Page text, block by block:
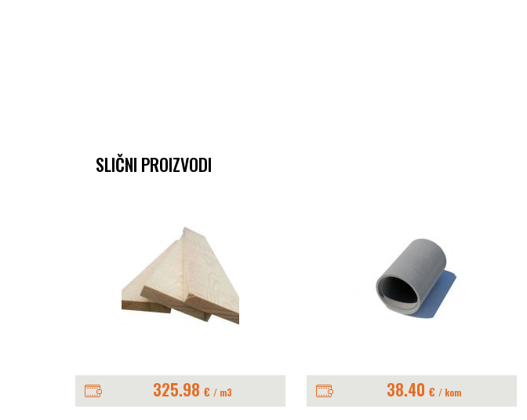
SLIČNI PROIZVODI
325.98 € / m3 38.40 € / kom